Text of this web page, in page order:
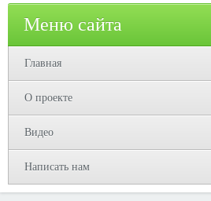
Меню сайта
Главная
О проекте
Видео
Написать нам